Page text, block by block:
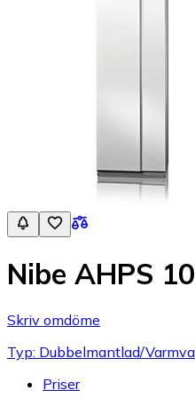
Nibe AHPS
Skriv omdöme
Typ: Dubbelmantlad/
Priser